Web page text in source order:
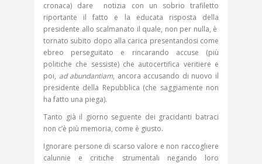
cronaca) dare notizia con un sobrio trafiletto
riportante il fatto e la educata risposta della
presidente allo scalmanato il quale, non per nulla, è
tornato subito dopo alla carica presentandosi come
ebreo perseguitato e rincarando accuse (più
politiche che sessiste) che autocertifica veritiere e
poi, ad abundantiam, ancora accusando di nuovo il
presidente della Repubblica (che saggiamente non
ha fatto una piega).
Tanto già il giorno seguente dei gracidanti batraci
non c’è più memoria, come è giusto.
Ignorare persone di scarso valore e non raccogliere
calunnie e critiche strumentali negando loro